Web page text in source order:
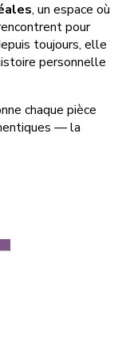
, un espace où
pour
toujours, elle
personnelle
chaque pièce
— la